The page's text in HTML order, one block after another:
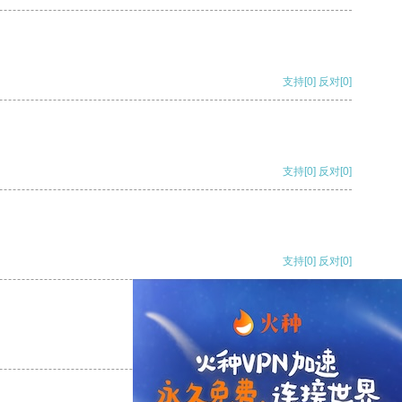
支持[0] 反对[0]
支持[0] 反对[0]
支持[0] 反对[0]
支持 反对